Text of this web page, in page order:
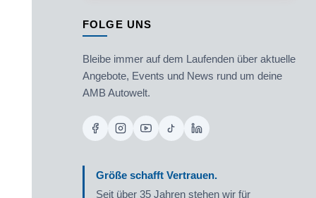
FOLGE UNS
Bleibe immer auf dem Laufenden über aktuelle
Angebote, Events und News rund um deine
AMB Autowelt.
Größe schafft Vertrauen.
Seit über 35 Jahren stehen wir für